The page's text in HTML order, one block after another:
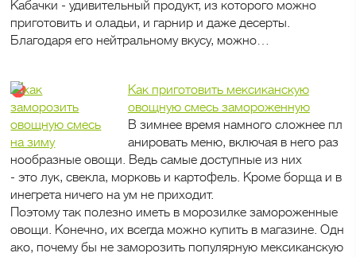
Кабачки - удивительный продукт, из которого можно
приготовить и оладьи, и гарнир и даже десерты.
Благодаря его нейтральному вкусу, можно…
Как приготовить мексиканскую
овощную смесь замороженную
В зимнее время намного сложнее пл
анировать меню, включая в него раз
нообразные овощи. Ведь самые доступные из них
- это лук, свекла, морковь и картофель. Кроме борща и в
инегрета ничего на ум не приходит.
Поэтому так полезно иметь в морозилке замороженные
овощи. Конечно, их всегда можно купить в магазине. Одн
ако, почему бы не заморозить популярную мексиканскую